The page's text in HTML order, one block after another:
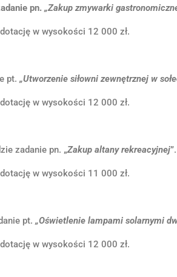
pn. „Zakup zmywarki
w wysokości 12 000 zł.
pt. „Utworzenie siłowni zewnętrznej w
w wysokości 12 000 zł.
zadanie pn. „Zakup altany rekreacyjnej”.
w wysokości 11 000 zł.
pt. „Oświetlenie lampami solarnymi
w wysokości 12 000 zł.